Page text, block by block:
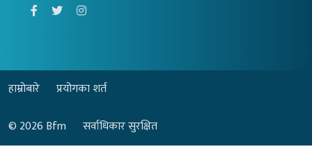
हाम्रोबारे
प्रयोगका शर्त
© 2026Bfm सर्वाधिकार सुरक्षित